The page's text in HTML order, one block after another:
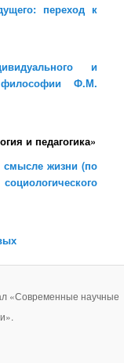
переход к
и
философии Ф.М.
и педагогика»
жизни (по
«Современные научные